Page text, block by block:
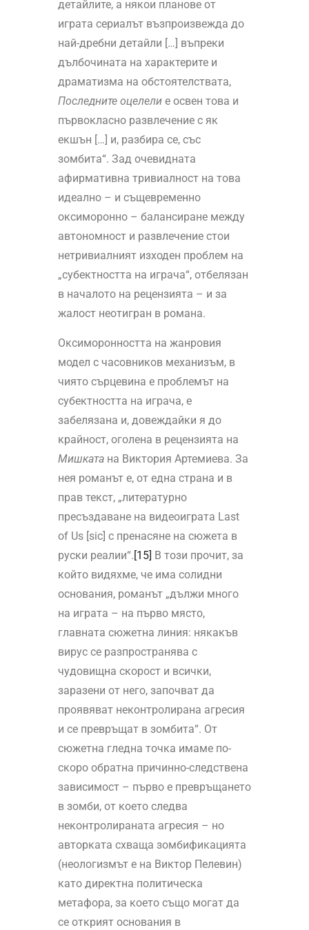
детайлите, а някои планове от
играта сериалът възпроизвежда до
най-дребни детайли […] въпреки
дълбочината на характерите и
драматизма на обстоятелствата,
Последните оцелелие освен това и
първокласно развлечение с як
екшън […] и, разбира се, със
зомбита“. Зад очевидната
афирмативна тривиалност на това
идеално – и същевременно
оксиморонно – балансиране между
автономност и развлечение стои
нетривиалният изходен проблем на
„субектността на играча“, отбелязан
в началото на рецензията – и за
жалост неотигран в романа.
Оксиморонността на жанровия
модел с часовников механизъм, в
чиято сърцевина е проблемът на
субектността на играча, е
забелязана и, довеждайки я до
крайност, оголена в рецензията на
Мишкатана Виктория Артемиева. За
нея романът е, от една страна и в
прав текст, „литературно
пресъздаване на видеоиграта Last
of Us [sic] с пренасяне на сюжета в
руски реалии“. [15] В този прочит, за
който видяхме, че има солидни
основания, романът „дължи много
на играта – на първо място,
главната сюжетна линия: някакъв
вирус се разпространява с
чудовищна скорост и всички,
заразени от него, започват да
проявяват неконтролирана агресия
и се превръщат в зомбита“. От
сюжетна гледна точка имаме по-
скоро обратна причинно-следствена
зависимост – първо е превръщането
в зомби, от което следва
неконтролираната агресия – но
авторката схваща зомбификацията
(неологизмът е на Виктор Пелевин)
като директна политическа
метафора, за което също могат да
се открият основания в